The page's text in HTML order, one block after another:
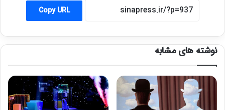
Copy URL
نوشته های مشابه